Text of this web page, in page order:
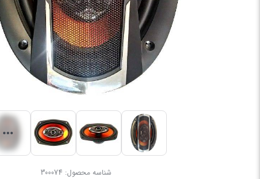
شناسه محصول:300074